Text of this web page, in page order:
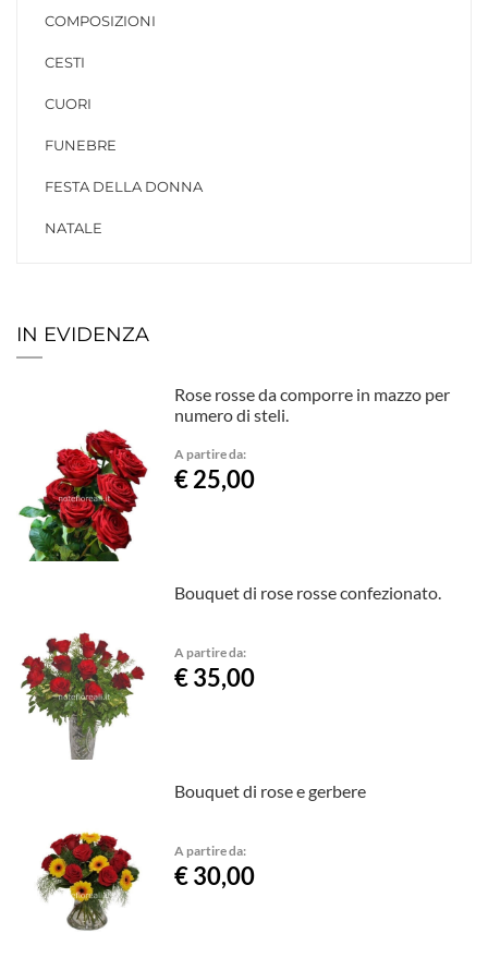
COMPOSIZIONI
CESTI
CUORI
FUNEBRE
FESTA DELLA DONNA
NATALE
IN EVIDENZA
Rose rosse da comporre in mazzo per
numero di steli.
A partire da:
€ 25,00
Bouquet di rose rosse confezionato.
A partire da:
€ 35,00
Bouquet di rose e gerbere
A partire da:
€ 30,00